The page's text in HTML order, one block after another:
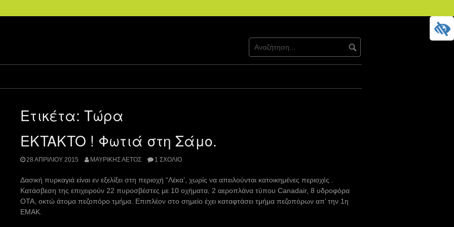
Ετικέτα: Τώρα
EKTAKTO ! Φωτιά στη Σάμο.
28 ΑΠΡΙΛΊΟΥ 2015 ΜΑΥΡΊΚΗΣ ΑΕΤΌΣ 1 ΣΧΌΛΙΟ
Δασική πυρκαγιά είναι εν εξελίξει στη περιοχή “Λέκα’, χωρίς να απειλούνται κατοικημένες περιοχές .
Κατάσβεση της επιχειρούν 22 πυροσβέστες με 10 οχήματα, 2 αεροπλάνα τύπου Canadair, 8 υδροφόρα
ΟΤΑ, οκτώ άτομα πεζοπόρο τμήμα. Επιπλέον στο σημείο έχει καταφτάσει τμήμα πεζοπόρων απ’ την 1η
ΕΜΑΚ.